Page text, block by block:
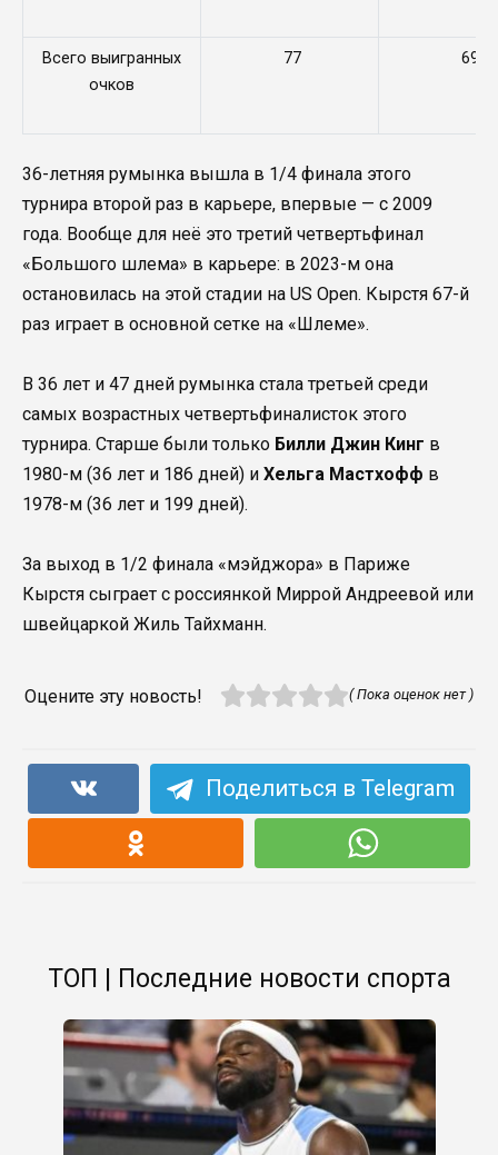
Всего выигранных
очков
77 69
36-летняя румынка вышла в 1/4 финала этого
турнира второй раз в карьере, впервые — с 2009
года. Вообще для неё это третий четвертьфинал
«Большого шлема» в карьере: в 2023-м она
остановилась на этой стадии на US Open. Кырстя 67-й
раз играет в основной сетке на «Шлеме».
В 36 лет и 47 дней румынка стала третьей среди
самых возрастных четвертьфиналисток этого
турнира. Старше были только Билли Джин Кинг в
1980-м (36 лет и 186 дней) и Хельга Мастхофф в
1978-м (36 лет и 199 дней).
За выход в 1/2 финала «мэйджора» в Париже
Кырстя сыграет с россиянкой Миррой Андреевой или
швейцаркой Жиль Тайхманн.
Оцените эту новость! ( Пока оценок нет )
Поделиться в Telegram
ТОП | Последние новости спорта